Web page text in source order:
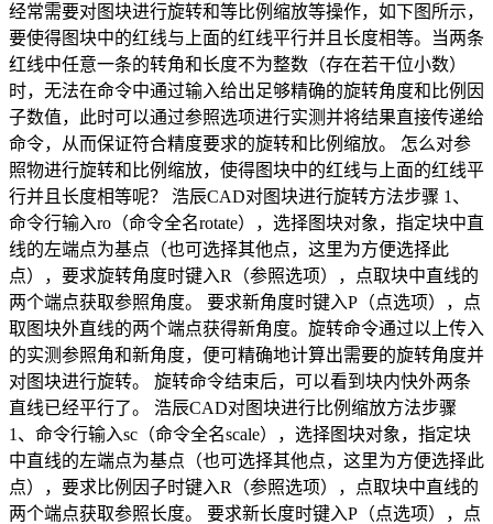
经常需要对图块进行旋转和等比例缩放等操作，如下图所示，
要使得图块中的红线与上面的红线平行并且长度相等。当两条
红线中任意一条的转角和长度不为整数（存在若干位小数）
时，无法在命令中通过输入给出足够精确的旋转角度和比例因
子数值，此时可以通过参照选项进行实测并将结果直接传递给
命令，从而保证符合精度要求的旋转和比例缩放。 怎么对参
照物进行旋转和比例缩放，使得图块中的红线与上面的红线平
行并且长度相等呢？ 浩辰CAD对图块进行旋转方法步骤 1、
命令行输入ro（命令全名rotate），选择图块对象，指定块中直
线的左端点为基点（也可选择其他点，这里为方便选择此
点），要求旋转角度时键入R（参照选项），点取块中直线的
两个端点获取参照角度。 要求新角度时键入P（点选项），点
取图块外直线的两个端点获得新角度。旋转命令通过以上传入
的实测参照角和新角度，便可精确地计算出需要的旋转角度并
对图块进行旋转。 旋转命令结束后，可以看到块内快外两条
直线已经平行了。 浩辰CAD对图块进行比例缩放方法步骤
1、命令行输入sc（命令全名scale），选择图块对象，指定块
中直线的左端点为基点（也可选择其他点，这里为方便选择此
点），要求比例因子时键入R（参照选项），点取块中直线的
两个端点获取参照长度。 要求新长度时键入P（点选项），点